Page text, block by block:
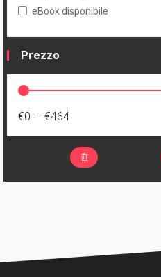
eBook disponibile
Prezzo
€0 — €464